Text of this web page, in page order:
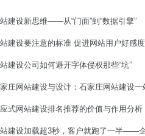
建设新思维——从“门面”到“数据引擎”
建设要注意的标准 促进网站用户好感度
建设公司如何避开字体侵权那些“坑”
庄网站建设与设计：石家庄网站建设
式网站建设排名推荐的价值与作用分析
建设加载超3秒，客户就跑了一半——